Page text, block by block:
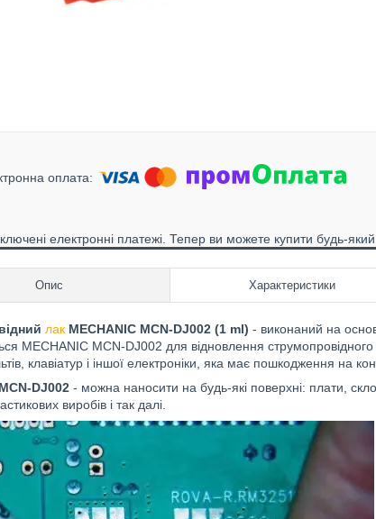
електронні платежі. Тепер ви можете купити будь-
Опис Характеристики
лак MECHANIC MCN-DJ002 (1 ml) - виконаний на
MECHANIC MCN-DJ002 для відновлення
клавіатур і іншої електроніки, яка має пошкодження на
DJ002 - можна наносити на будь-які поверхні: плати,
виробів і так далі.